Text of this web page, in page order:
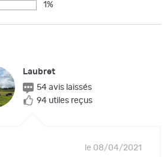
1%
Laubret
54 avis laissés
94 utiles reçus
le 08/04/2021